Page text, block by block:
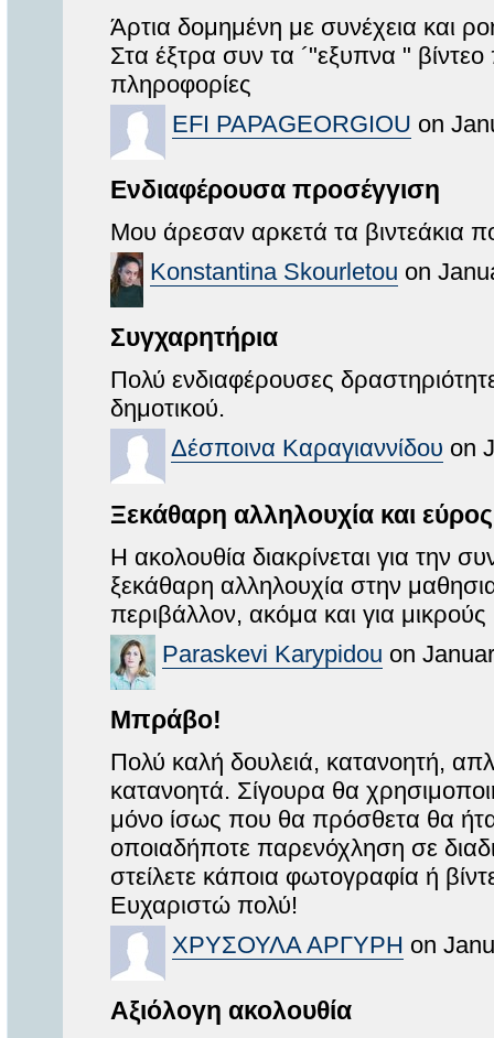
Άρτια δομημένη με συνέχεια και
Στα έξτρα συν τα ´"εξυπνα "
πληροφορίες
EFI PAPAGEORGIOU on
Ενδιαφέρουσα προσέγγιση
Μου άρεσαν αρκετά τα βιντεάκια
Konstantina Skourletou on
Συγχαρητήρια
Πολύ ενδιαφέρουσες
δημοτικού.
Δέσποινα Καραγιαννίδου on
Ξεκάθαρη αλληλουχία και
Η ακολουθία διακρίνεται για την
ξεκάθαρη αλληλουχία στην
περιβάλλον, ακόμα και για
Paraskevi Karypidou on
Μπράβο!
Πολύ καλή δουλειά, κατανοητή,
κατανοητά. Σίγουρα θα
μόνο ίσως που θα πρόσθετα θα
οποιαδήποτε παρενόχληση σε
στείλετε κάποια φωτογραφία ή
Ευχαριστώ πολύ!
ΧΡΥΣΟΥΛΑ ΑΡΓΥΡΗ on
Αξιόλογη ακολουθία